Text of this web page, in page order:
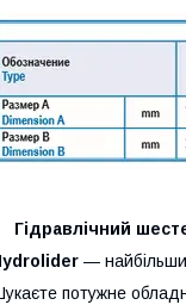
—
потужне